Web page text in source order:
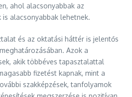
ahol alacsonyabbak az
alacsonyabbak lehetnek.
és az oktatási háttér is jelentős
Azok a
akik többéves tapasztalattal
fizetést kapnak, mint a
szakképzések, tanfolyamok